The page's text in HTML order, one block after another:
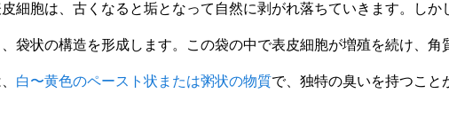
細胞は、古くなると垢となって自然に剥がれ落ちていきます。し
袋状の構造を形成します。この袋の中で表皮細胞が増殖を続け、
白〜黄色のペースト状または粥状の物質で、独特の臭いを持つこと